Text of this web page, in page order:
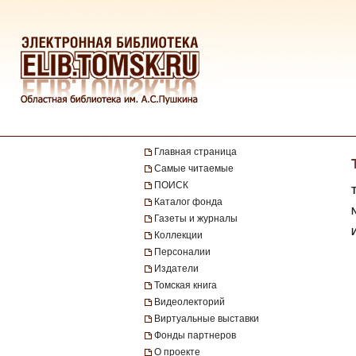
Главная страница
Самые читаемые
ПОИСК
Каталог фонда
Газеты и журналы
Коллекции
Персоналии
Издатели
Томская книга
Видеолекторий
Виртуальные выставки
Фонды партнеров
О проекте